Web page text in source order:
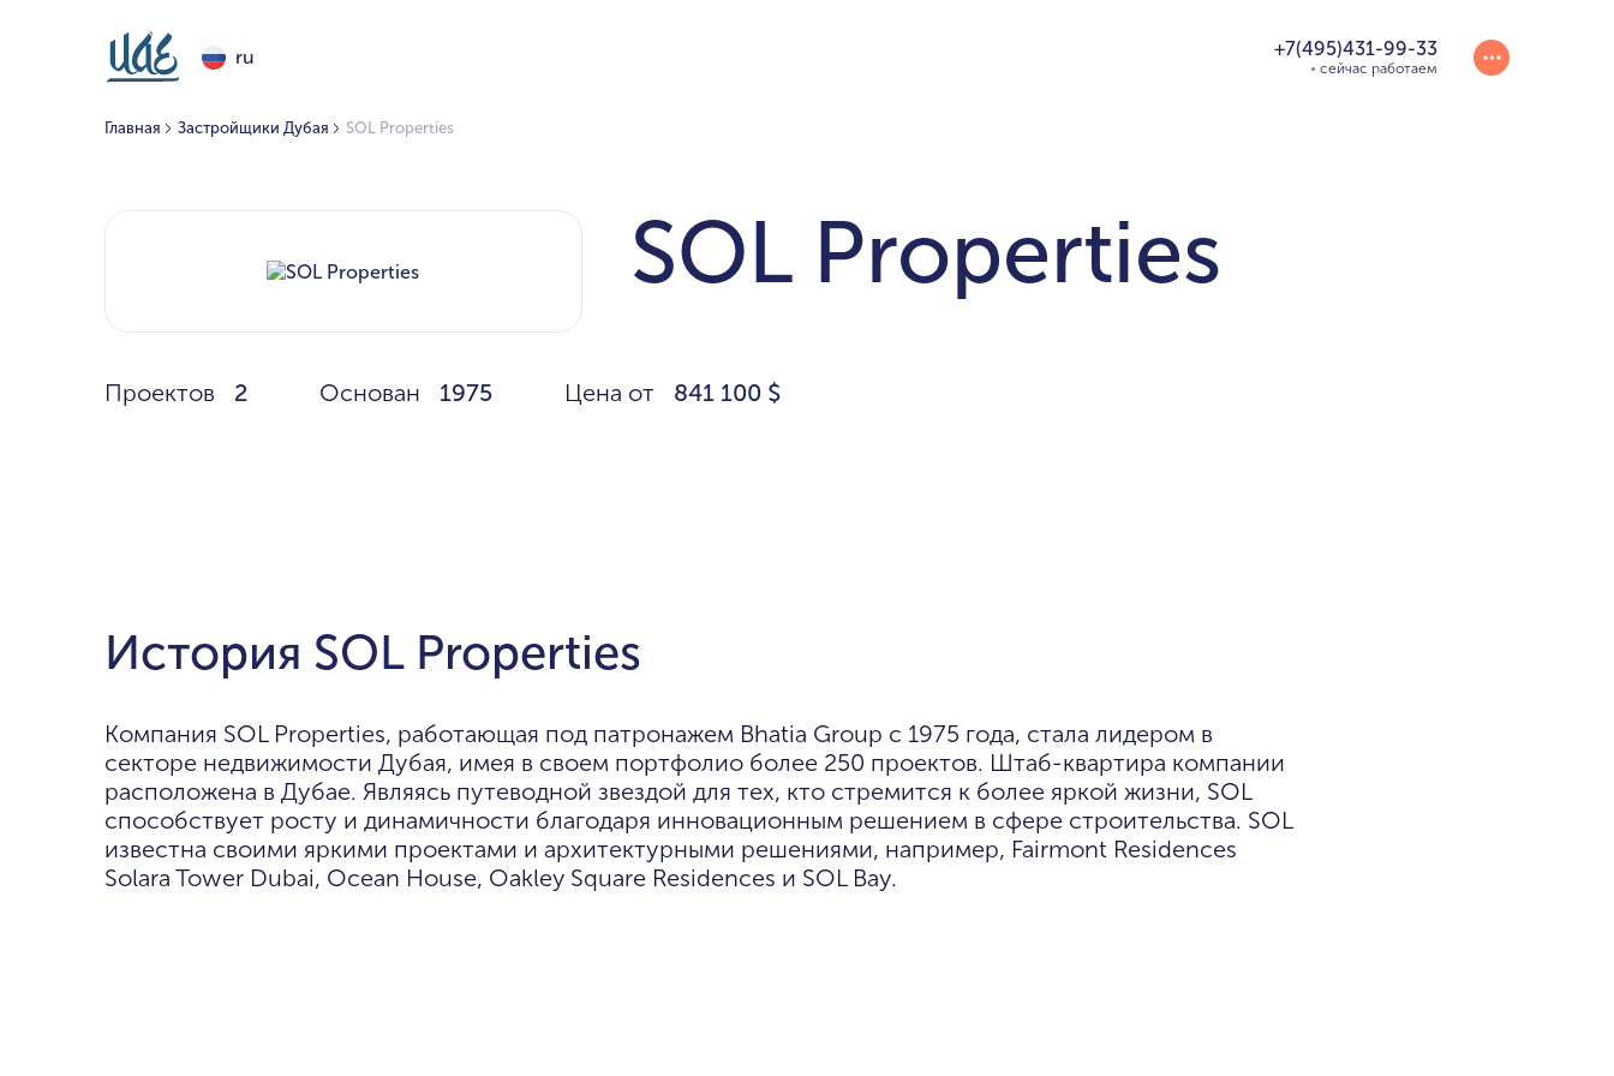
ru +7(495)431-99-33
сейчас работаем
Главная Застройщики Дубая SOL Properties
SOL Properties
Проектов 2 Основан 1975 Цена от 841 100 $
История SOL Properties
Компания SOL Properties, работающая под патронажем Bhatia Group с 1975 года, стала лидером в
секторе недвижимости Дубая, имея в своем портфолио более 250 проектов. Штаб-квартира компании
расположена в Дубае. Являясь путеводной звездой для тех, кто стремится к более яркой жизни, SOL
способствует росту и динамичности благодаря инновационным решением в сфере строительства. SOL
известна своими яркими проектами и архитектурными решениями, например, Fairmont Residences
Solara Tower Dubai, Ocean House, Oakley Square Residences и SOL Bay.